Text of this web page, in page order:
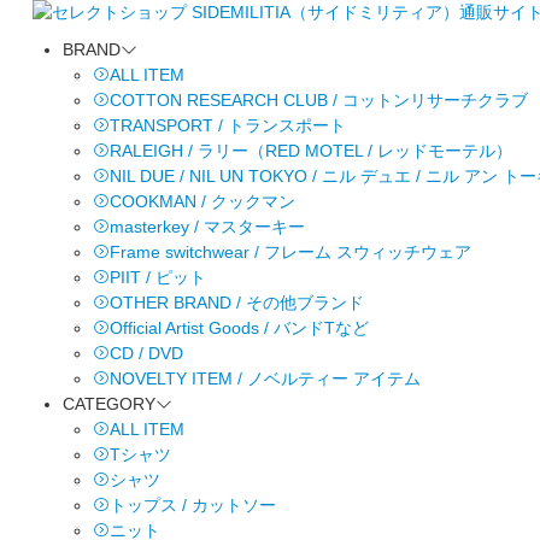
BRAND
ALL ITEM
COTTON RESEARCH CLUB / コットンリサーチクラブ
TRANSPORT / トランスポート
RALEIGH / ラリー（RED MOTEL / レッドモーテル）
NIL DUE / NIL UN TOKYO / ニル デュエ / ニル アン トー
COOKMAN / クックマン
masterkey / マスターキー
Frame switchwear / フレーム スウィッチウェア
PIIT / ピット
OTHER BRAND / その他ブランド
Official Artist Goods / バンドTなど
CD / DVD
NOVELTY ITEM / ノベルティー アイテム
CATEGORY
ALL ITEM
Tシャツ
シャツ
トップス / カットソー
ニット